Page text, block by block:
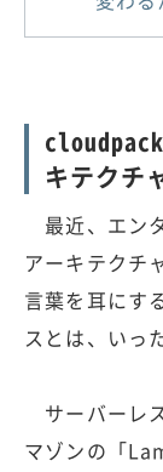
キテクチ
最近、エン
アーキテクチ
言葉を耳にす
スとは、いっ
サーバーレ
マゾンの「